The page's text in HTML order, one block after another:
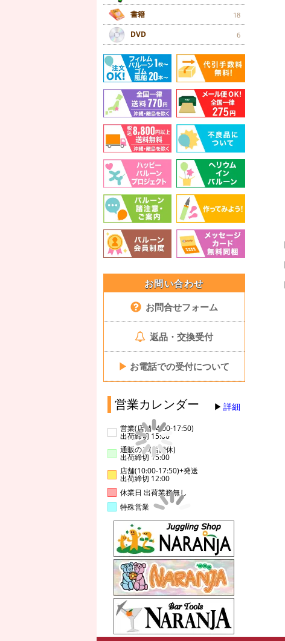
書籍 18
DVD 6
お問い合わせ
お問合せフォーム
返品・交換受付
▶ お電話での受付について
営業カレンダー 詳細
営業(店舗14:00-17:50)
出荷締切 15:00
通販のみ(店舗休)
出荷締切 15:00
店舗(10:00-17:50)+発送
出荷締切 12:00
休業日 出荷業務無し
特殊営業